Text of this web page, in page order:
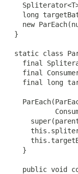
long
new
}
static class
final
final
final long
   }
public void